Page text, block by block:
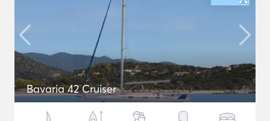
Bavaria 42 Cruiser